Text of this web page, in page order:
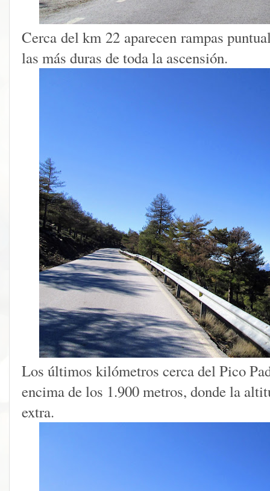
Cerca del km 22 aparecen rampas
las más duras de toda la ascensión.
Los últimos kilómetros cerca del Pico
encima de los 1.900 metros, donde la
extra.